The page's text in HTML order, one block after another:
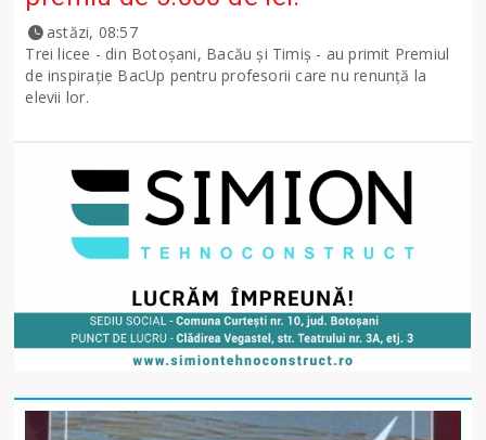
astăzi, 08:57
Trei licee - din Botoșani, Bacău și Timiș - au primit Premiul
de inspirație BacUp pentru profesorii care nu renunță la
elevii lor.